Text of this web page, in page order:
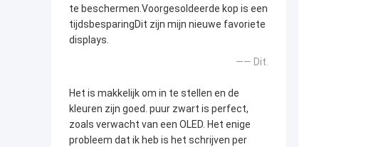
te beschermen.Voorgesoldeerde kop is een
tijdsbesparingDit zijn mijn nieuwe favoriete
displays.
—— Dit.
Het is makkelijk om in te stellen en de
kleuren zijn goed. puur zwart is perfect,
zoals verwacht van een OLED. Het enige
probleem dat ik heb is het schrijven per